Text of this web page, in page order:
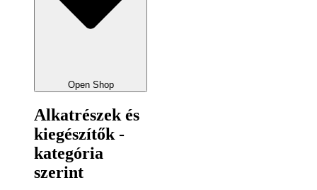
Open Shop
Alkatrészek és
kiegészítők -
kategória
szerint